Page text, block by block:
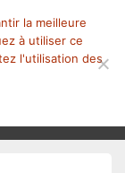
la meilleure
à utiliser ce
l'utilisation des